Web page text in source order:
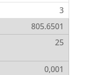
3
805.6501
25
0,001